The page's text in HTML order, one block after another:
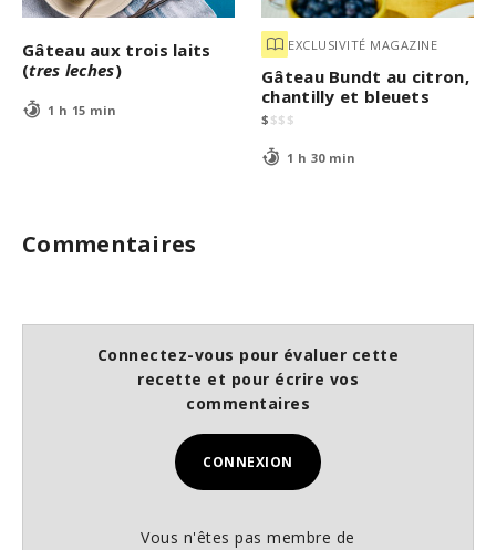
Gâteau aux trois laits
(tres leches)
1 h 15 min
EXCLUSIVITÉ MAGAZINE
Gâteau Bundt au citron,
chantilly et bleuets
$ $$ $
1 h 30 min
Commentaires
Connectez-vous pour évaluer cette
recette et pour écrire vos
commentaires
CONNEXION
Vous n'êtes pas membre de